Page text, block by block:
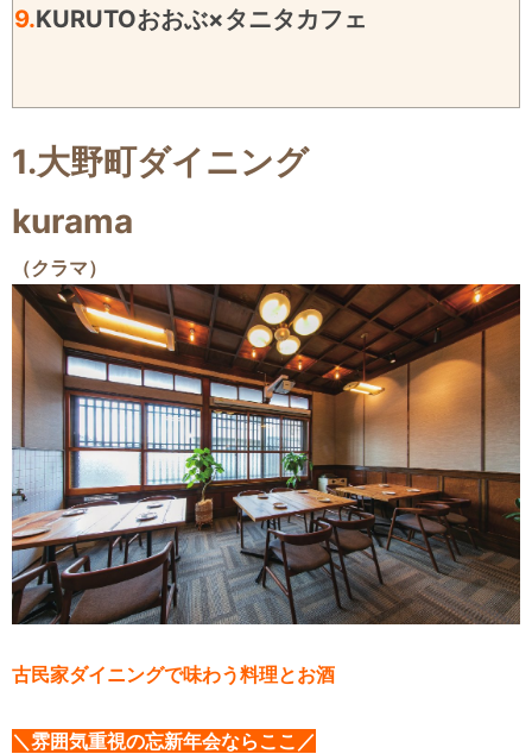
9.KURUTOおおぶ×タニタカフェ
1.大野町ダイニング
kurama
（クラマ）
古民家ダイニングで味わう料理とお酒
＼雰囲気重視の忘新年会ならここ／